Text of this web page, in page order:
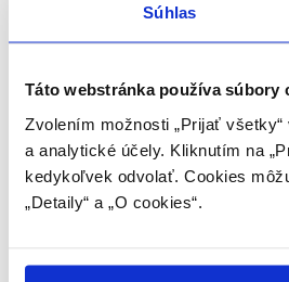
Súhlas
Táto webstránka používa súbory
Zvolením možnosti „Prijať
a analytické účely. Kliknutím na
kedykoľvek odvolať. Cookies
„Detaily“ a „O cookies“.